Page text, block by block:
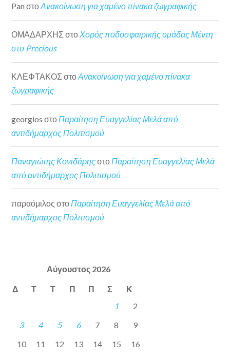
Pan στοΑνακοίνωση για χαμένο πίνακα ζωγραφικής
ΟΜΑΔΑΡΧΗΣ στοΧορός ποδοσφαιρικής ομάδας Μέντη
στο Precious
ΚΛΕΦΤΑΚΟΣ στοΑνακοίνωση για χαμένο πίνακα
ζωγραφικής
georgios στο Παραίτηση Ευαγγελίας Μελά από
αντιδήμαρχος Πολιτισμού
Παναγιώτης Κονιδάρηςστο Παραίτηση Ευαγγελίας Μελά
από αντιδήμαρχος Πολιτισμού
παραόμιλος στοΠαραίτηση Ευαγγελίας Μελά από
αντιδήμαρχος Πολιτισμού
Αύγουστος 2026
Δ Τ Τ Π Π Σ Κ
1
2
3
4 5 6 7 8
9
10
11 12 13 14 15
16